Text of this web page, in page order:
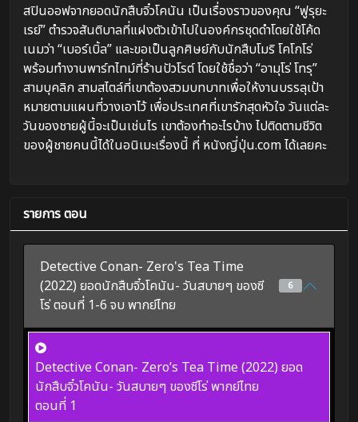
สปินออฟจากยอดนักสืบจิ๋วโคนัน เป็นเรื่องราวของคุณ “ฟูรุยะ
เรย์” ตำรวจสันติบาลที่แฝงตัวเข้าไปในองค์กรชุดดำโดยใช้โค้ด
เนมว่า “เบอร์เบิ้ล” และขอเป็นลูกศิษย์กับนักสืบโมริ โคโกโร่
พร้อมทำงานพาร์ทไทม์ที่ร้านปัวโรต์ โดยใช้ชื่อว่า “อามุโร่ โทรุ”
สามบุคลิก สามสไตล์ที่เขาต้องสวมบทบาทเพื่อให้งานบรรลุเป้า
หมายตามแผนที่วางเอาไว้ เพื่อประเทศที่เขารักสุดหัวใจ วันแต่ละ
วันของชายผู้นี้จะเป็นเช่นไร เขาต้องทำอะไรบ้าง ไปติดตามชีวิต
ของผู้ชายคนนี้ได้ในอนิเมะเรื่องนี้ ที่ หนังญี่ปุ่น.com ได้เลยคะ
รายการ ตอน
Detective Conan- Zero's Tea Time
(2022) ยอดนักสืบจิ๋วโคนัน- วันสบายๆ ของซี
โร่ ตอนที่ 1-6 จบ พากย์ไทย
6
Detective Conan- Zero’s Tea Time (2022) ยอด
นักสืบจิ๋วโคนัน- วันสบายๆ ของซีโร่ พากย์ไทย
ตอนที่ 1